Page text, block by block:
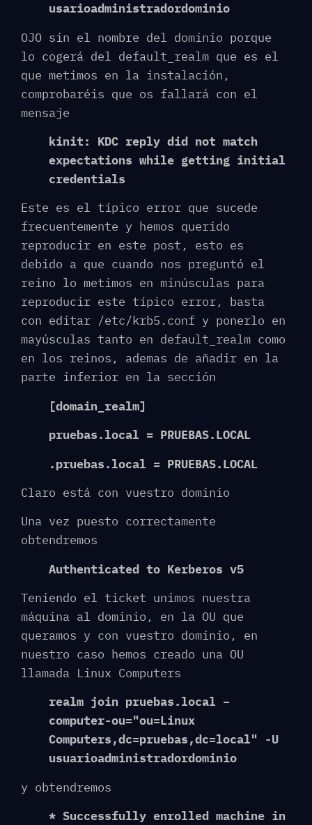
usarioadministradordominio
OJO sin el nombre del dominio porque
lo cogerá del default_realm que es el
que metimos en la instalación,
comprobaréis que os fallará con el
mensaje
kinit: KDC reply did not match
expectations while getting initial
credentials
Este es el típico error que sucede
frecuentemente y hemos querido
reproducir en este post, esto es
debido a que cuando nos preguntó el
reino lo metimos en minúsculas para
reproducir este típico error, basta
con editar /etc/krb5.conf y ponerlo en
mayúsculas tanto en default_realm como
en los reinos, ademas de añadir en la
parte inferior en la sección
[domain_realm]
pruebas.local = PRUEBAS.LOCAL
.pruebas.local = PRUEBAS.LOCAL
Claro está con vuestro dominio
Una vez puesto correctamente
obtendremos
Authenticated to Kerberos v5
Teniendo el ticket unimos nuestra
máquina al dominio, en la OU que
queramos y con vuestro dominio, en
nuestro caso hemos creado una OU
llamada Linux Computers
realm join pruebas.local –
computer-ou="ou=Linux
Computers,dc=pruebas,dc=local" -U
usuarioadministradordominio
y obtendremos
* Successfully enrolled machine in